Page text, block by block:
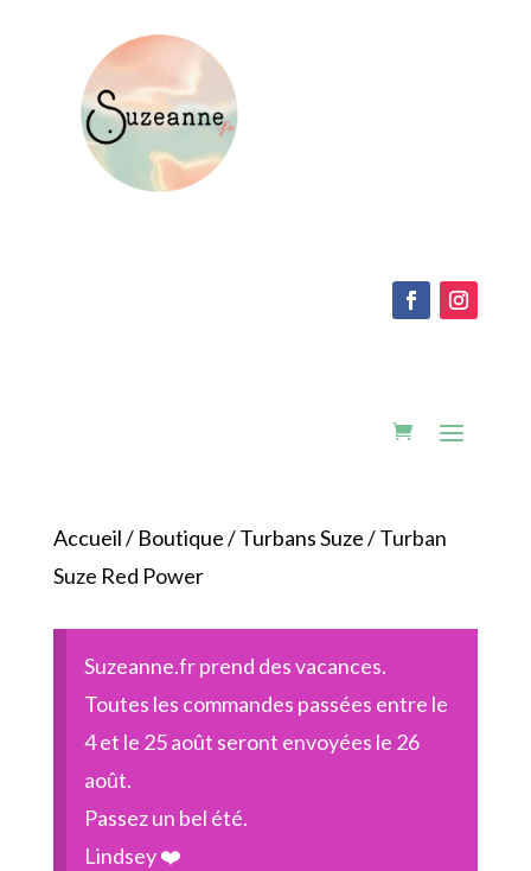
Accueil/ Boutique/Turbans Suze/ Turban
Suze Red Power
Suzeanne.fr prend des vacances.
Toutes les commandes passées entre le
4 et le 25 août seront envoyées le 26
août.
Passez un bel été.
Lindsey ❤️